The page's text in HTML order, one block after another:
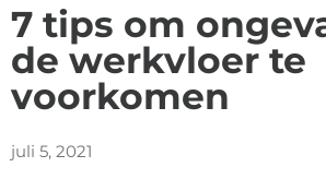
7 tips om
de werkvloer te
voorkomen
juli 5, 2021